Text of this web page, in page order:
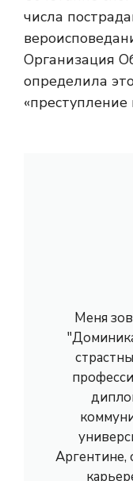
числа
Организация
определила
Меня
Аргентине,